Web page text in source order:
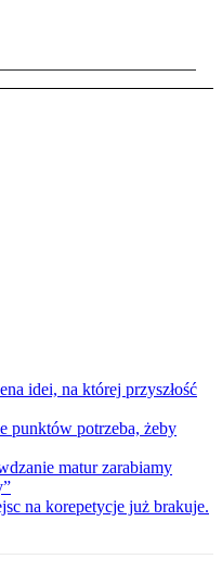
idei, na której przyszłość
punktów potrzeba, żeby
matur zarabiamy
na korepetycje już brakuje.